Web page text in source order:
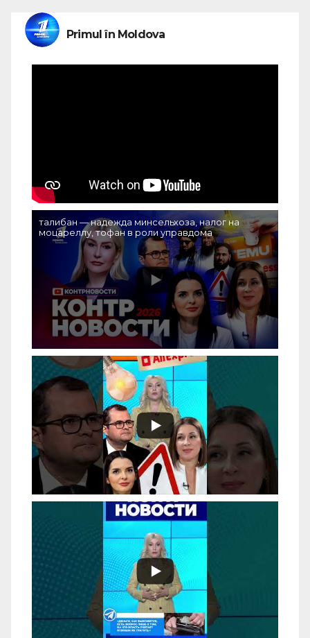
Primul în Moldova
талибан — надежда минсельхоза, налог на
моцареллу, тофан в роли управдома